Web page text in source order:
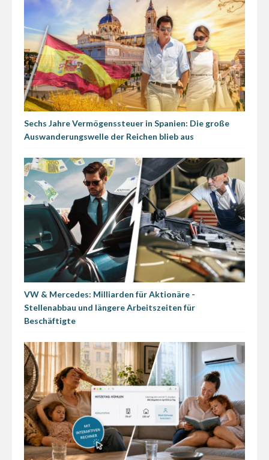
Sechs Jahre Vermögenssteuer in Spanien: Die große
Auswanderungswelle der Reichen blieb aus
VW & Mercedes: Milliarden für Aktionäre -
Stellenabbau und längere Arbeitszeiten für
Beschäftigte